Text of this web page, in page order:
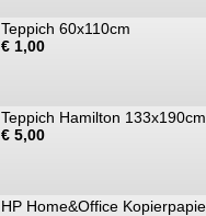
Teppich 60x110cm
€ 1,00
Teppich Hamilton 133x190cm
€ 5,00
HP Home&Office